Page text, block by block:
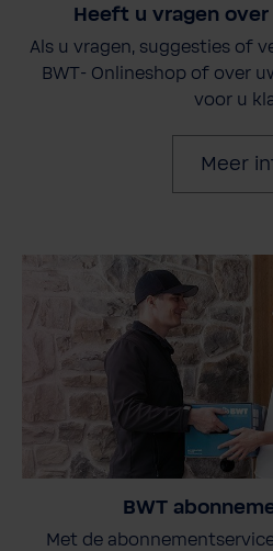
Heeft u vragen
Als u vragen, suggesties of
BWT- Onlineshop of over
voor u
Meer
BWT
Met de